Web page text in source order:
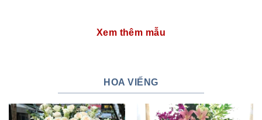
Xem thêm mẫu
HOA VIẾNG